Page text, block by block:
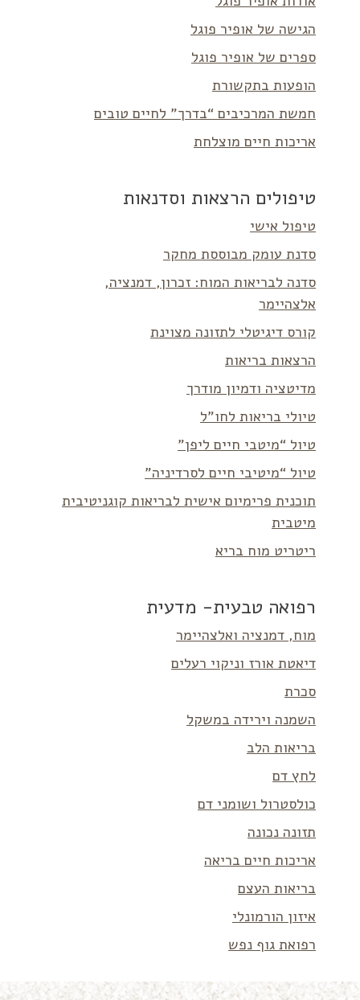
הגישה של אופיר פוגל
ספרים של אופיר פוגל
הופעות בתקשורת
חמשת המרכיבים “בדרך” לחיים טובים
אריכות חיים מוצלחת
טיפולים הרצאות וסדנאות
טיפול אישי
סדנת עומק מבוססת מחקר
סדנה לבריאות המוח: זכרון, דמנציה,
אלצהיימר
קורס דיגיטלי לתזונה מצוינת
הרצאות בריאות
מדיטציה ודמיון מודרך
טיולי בריאות לחו”ל
טיול “מיטבי חיים ליפן”
טיול “מיטיבי חיים לסרדיניה”
תוכנית פרימיום אישית לבריאות קוגניטיבית
מיטבית
ריטריט מוח בריא
רפואה טבעית- מדעית
מוח, דמנציה ואלצהיימר
דיאטת אורז וניקוי רעלים
סכרת
השמנה וירידה במשקל
בריאות הלב
לחץ דם
כולסטרול ושומני דם
תזונה נכונה
אריכות חיים בריאה
בריאות העצם
איזון הורמונלי
רפואת גוף נפש